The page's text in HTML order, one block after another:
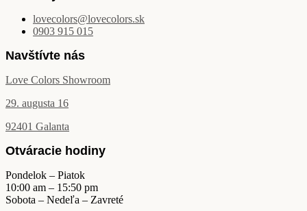
lovecolors@lovecolors.sk
0903 915 015
Navštívte nás
Love Colors Showroom
29. augusta 16
92401 Galanta
Otváracie hodiny
Pondelok – Piatok
10:00 am – 15:50 pm
Sobota – Nedeľa – Zavreté